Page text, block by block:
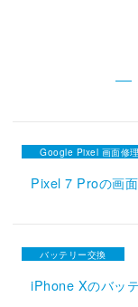
Google Pixel 画面修理
Pixel 7 Proの画
バッテリー交換
iPhone Xのバッ